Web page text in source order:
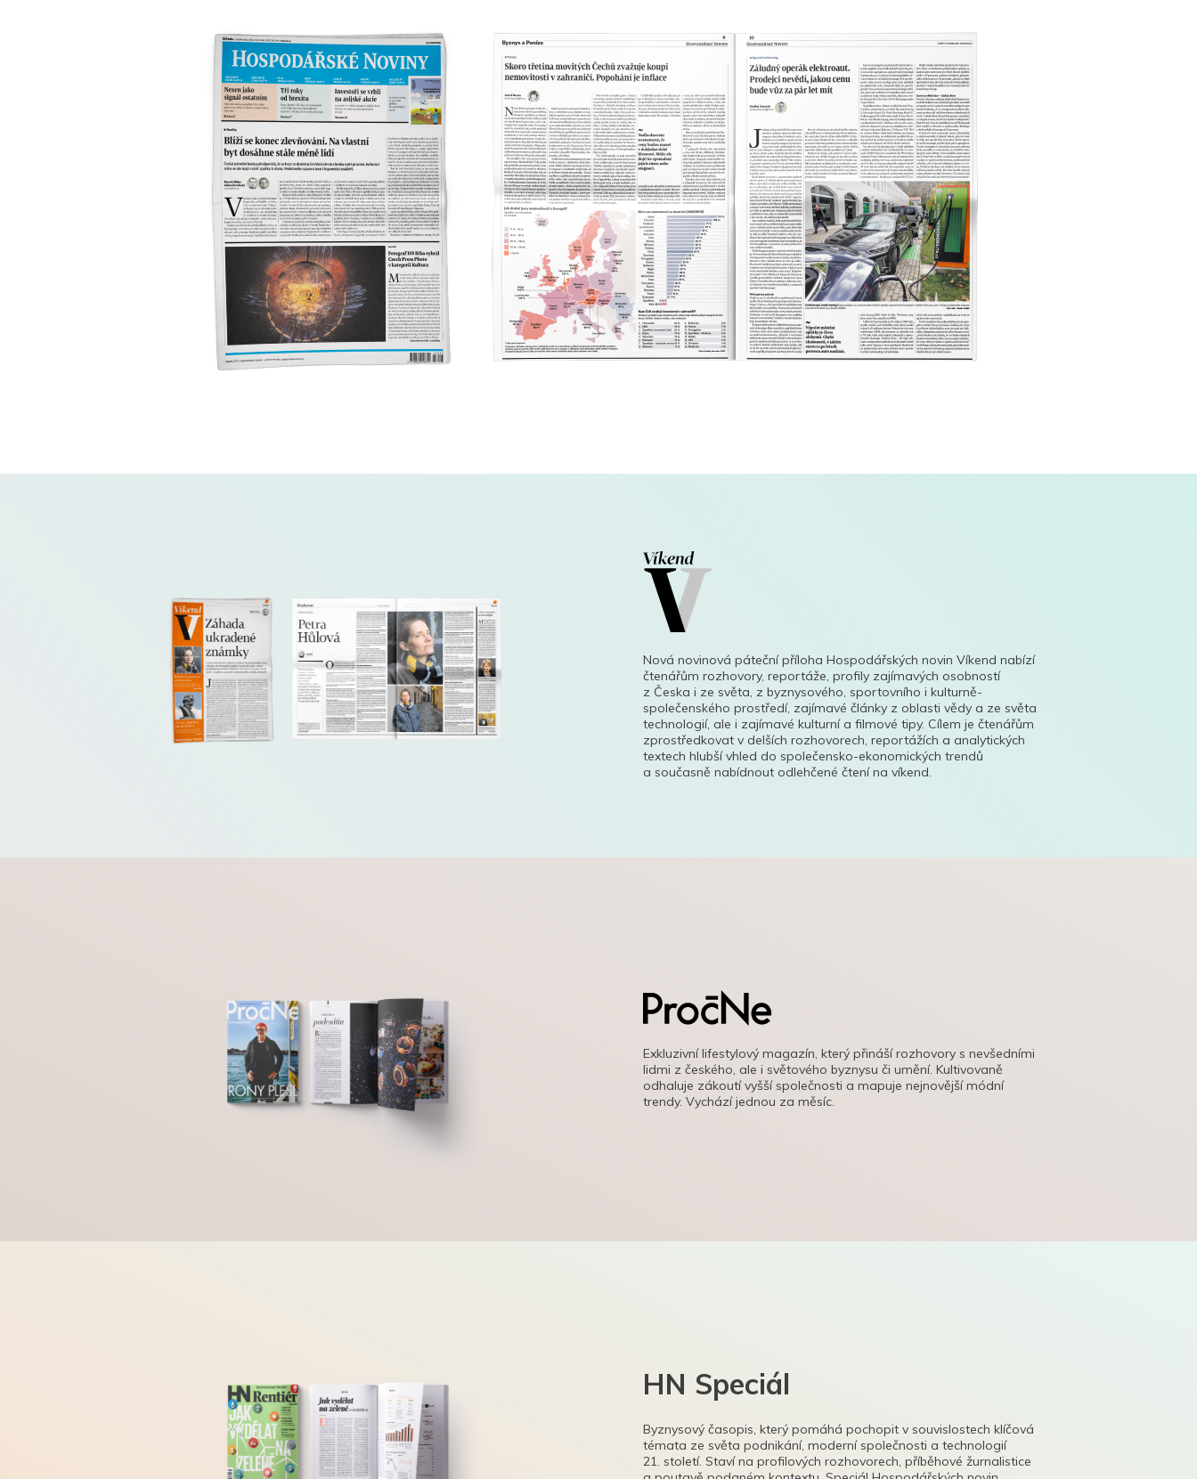
Nová novinová páteční příloha Hospodářských novin Víkend nabízí
čtenářům rozhovory, reportáže, profily zajímavých osobností
z Česka i ze světa, z byznysového, sportovního i kulturně-
společenského prostředí, zajímavé články z oblasti vědy a ze světa
technologií, ale i zajímavé kulturní a filmové tipy. Cílem je čtenářům
zprostředkovat v delších rozhovorech, reportážích a analytických
textech hlubší vhled do společensko-ekonomických trendů
a současně nabídnout odlehčené čtení na víkend.
Exkluzivní lifestylový magazín, který přináší rozhovory s nevšedními
lidmi z českého, ale i světového byznysu či umění. Kultivovaně
odhaluje zákoutí vyšší společnosti a mapuje nejnovější módní
trendy. Vychází jednou za měsíc.
HN Speciál
Byznysový časopis, který pomáhá pochopit v souvislostech klíčová
témata ze světa podnikání, moderní společnosti a technologií
21. století. Staví na profilových rozhovorech, příběhové žurnalistice